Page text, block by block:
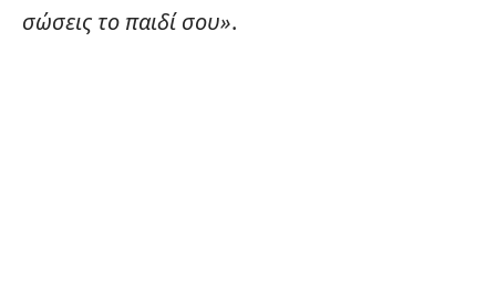
σώσεις το παιδί σου».